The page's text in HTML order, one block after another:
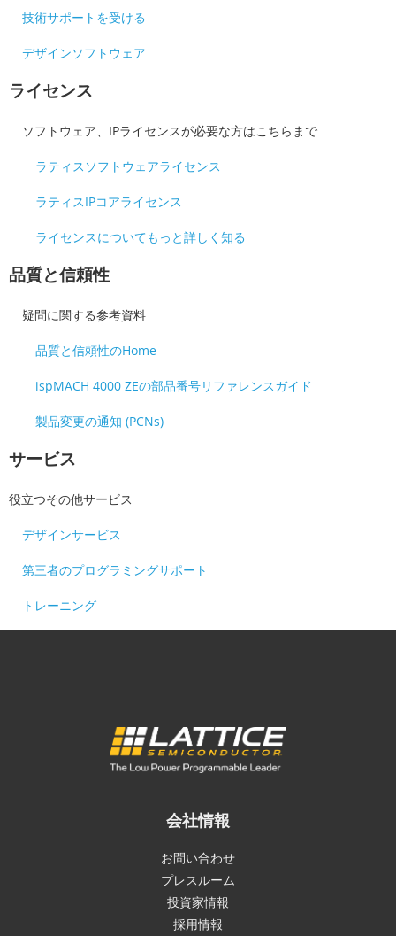
技術サポートを受ける
デザインソフトウェア
ライセンス
ソフトウェア、IPライセンスが必要な方はこちらまで
ラティスソフトウェアライセンス
ラティスIPコアライセンス
ライセンスについてもっと詳しく知る
品質と信頼性
疑問に関する参考資料
品質と信頼性のHome
ispMACH 4000 ZEの部品番号リファレンスガイド
製品変更の通知 (PCNs)
サービス
役立つその他サービス
デザインサービス
第三者のプログラミングサポート
トレーニング
会社情報
お問い合わせ
プレスルーム
投資家情報
採用情報